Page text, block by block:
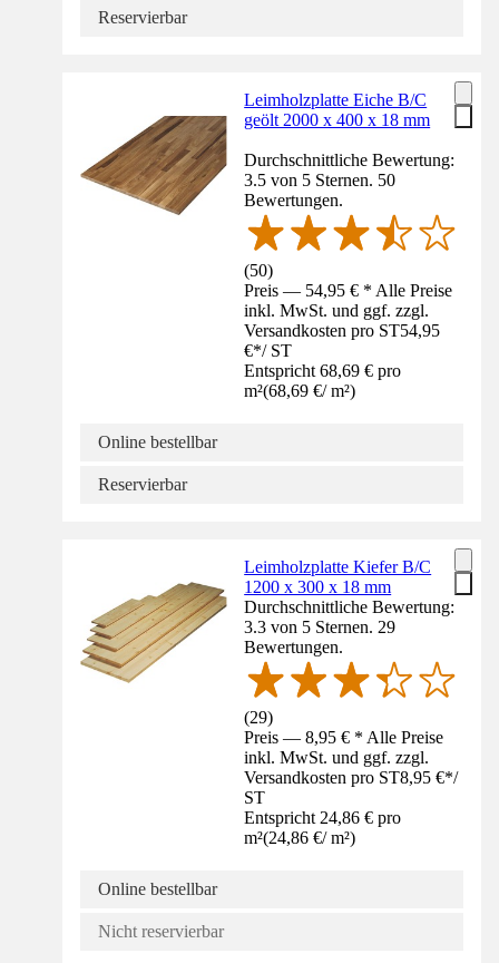
Reservierbar
Leimholzplatte Eiche B/C
geölt 2000 x 400 x 18 mm
Durchschnittliche Bewertung:
3.5 von 5 Sternen. 50
Bewertungen.
(50)
Preis — 54,95 € * Alle Preise
inkl. MwSt. und ggf. zzgl.
Versandkosten pro ST54,95
€*/ ST
Entspricht 68,69 € pro
m²(68,69 €/ m²)
Online bestellbar
Reservierbar
Leimholzplatte Kiefer B/C
1200 x 300 x 18 mm
Durchschnittliche Bewertung:
3.3 von 5 Sternen. 29
Bewertungen.
(29)
Preis — 8,95 € * Alle Preise
inkl. MwSt. und ggf. zzgl.
Versandkosten pro ST8,95 €*/
ST
Entspricht 24,86 € pro
m²(24,86 €/ m²)
Online bestellbar
Nicht reservierbar